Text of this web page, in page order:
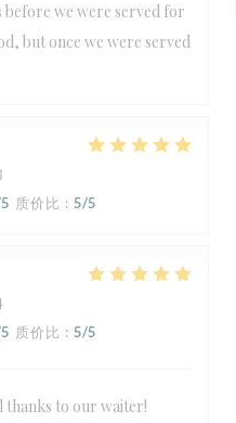
before we were served for
but once we were served
质价比 : 5/5
质价比 : 5/5
thanks to our waiter!